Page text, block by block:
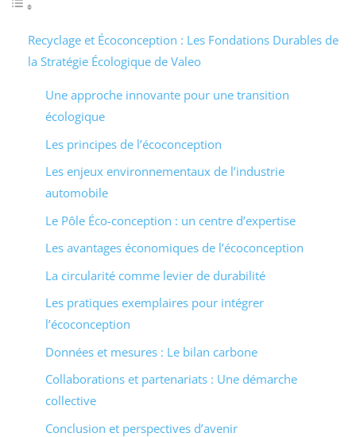
Recyclage et Écoconception : Les Fondations Durables de
la Stratégie Écologique de Valeo
Une approche innovante pour une transition
écologique
Les principes de l’écoconception
Les enjeux environnementaux de l’industrie
automobile
Le Pôle Éco-conception : un centre d’expertise
Les avantages économiques de l’écoconception
La circularité comme levier de durabilité
Les pratiques exemplaires pour intégrer
l’écoconception
Données et mesures : Le bilan carbone
Collaborations et partenariats : Une démarche
collective
Conclusion et perspectives d’avenir